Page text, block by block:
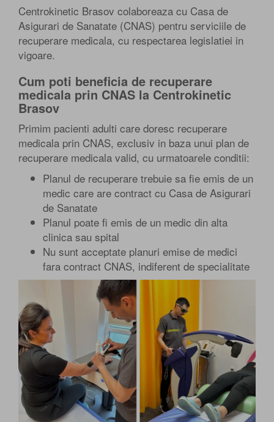
Centrokinetic Brasov colaboreaza cu Casa de
Asigurari de Sanatate (CNAS) pentru serviciile de
recuperare medicala, cu respectarea legislatiei in
vigoare.
Cum poti beneficia de recuperare
medicala prin CNAS la Centrokinetic
Brasov
Primim pacienti adulti care doresc recuperare
medicala prin CNAS, exclusiv in baza unui plan de
recuperare medicala valid, cu urmatoarele conditii:
Planul de recuperare trebuie sa fie emis de un
medic care are contract cu Casa de Asigurari
de Sanatate
Planul poate fi emis de un medic din alta
clinica sau spital
Nu sunt acceptate planuri emise de medici
fara contract CNAS, indiferent de specialitate